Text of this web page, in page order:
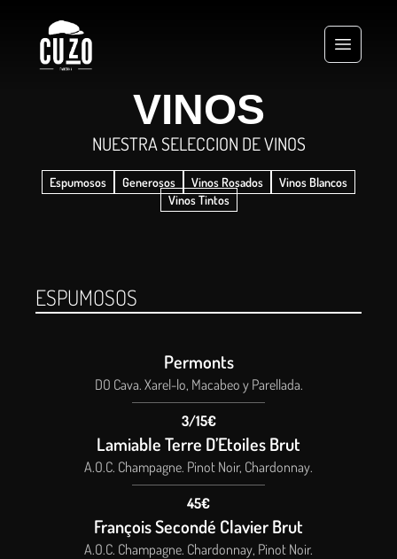
VINOS
NUESTRA SELECCION DE VINOS
Espumosos Generosos Vinos Rosados
Vinos Blancos
Vinos Tintos
ESPUMOSOS
Permonts
DO Cava. Xarel-lo, Macabeo y Parellada.
3/15€
Lamiable Terre D’Etoiles Brut
A.O.C. Champagne. Pinot Noir, Chardonnay.
45€
François Secondé Clavier Brut
A.O.C. Champagne. Chardonnay, Pinot Noir.